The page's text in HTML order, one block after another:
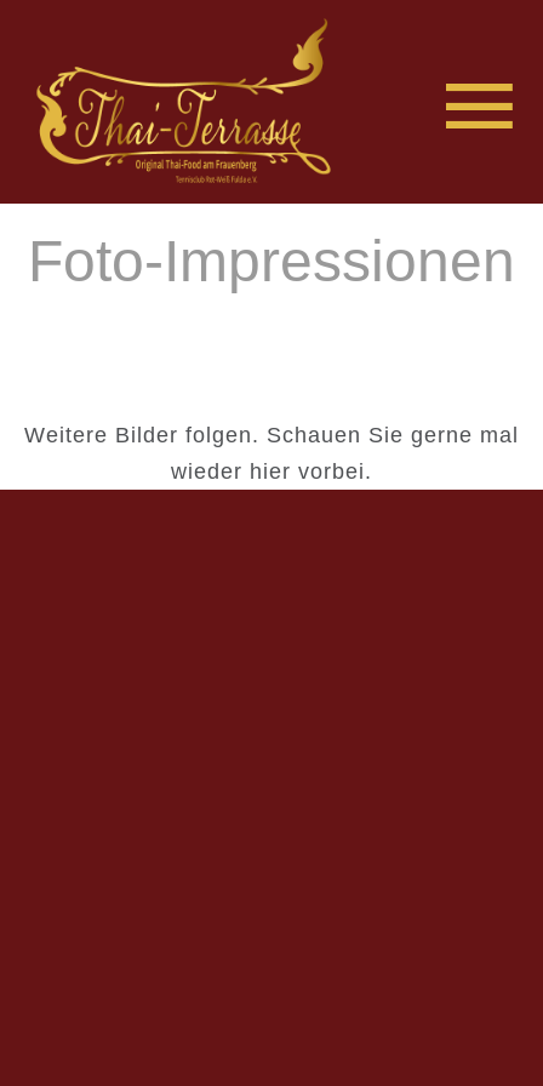
Foto-Impressionen
Weitere Bilder folgen. Schauen Sie gerne mal
wieder hier vorbei.